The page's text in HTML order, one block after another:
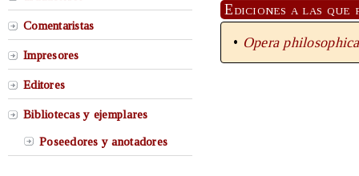
Comentaristas
Impresores
Editores
Bibliotecas y ejemplares
Poseedores y anotadores
Ediciones a las que
• Opera